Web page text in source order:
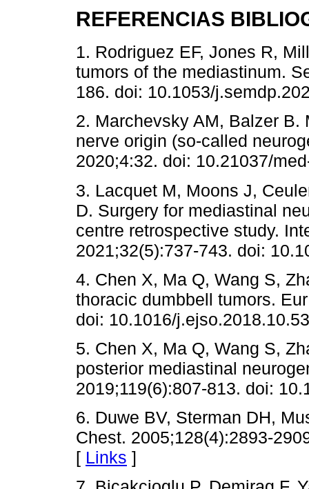
REFERENCIAS
1. Rodriguez EF, Jones R,
tumors of the mediastinum.
186. doi: 10.1053/
2. Marchevsky AM, Balzer
nerve origin (so-called
2020;4:32. doi: 10.21037/
3. Lacquet M, Moons J,
D. Surgery for mediastinal
centre retrospective study.
2021;32(5):737-743. doi:
4. Chen X, Ma Q, Wang S,
thoracic dumbbell tumors.
doi: 10.1016/
5. Chen X, Ma Q, Wang S,
posterior mediastinal
2019;119(6):807-813. doi:
6. Duwe BV, Sterman DH,
Chest. 2005;128(4):2893-
[ Links ]